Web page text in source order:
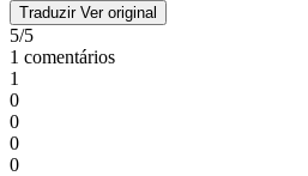
Traduzir Ver original
5/5
1 comentários
1
0
0
0
0